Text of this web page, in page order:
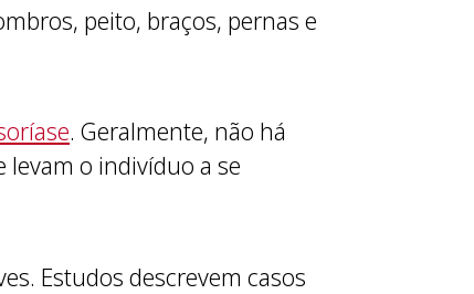
peito, braços, pernas e
. Geralmente, não há
levam o indivíduo a se
Estudos descrevem casos